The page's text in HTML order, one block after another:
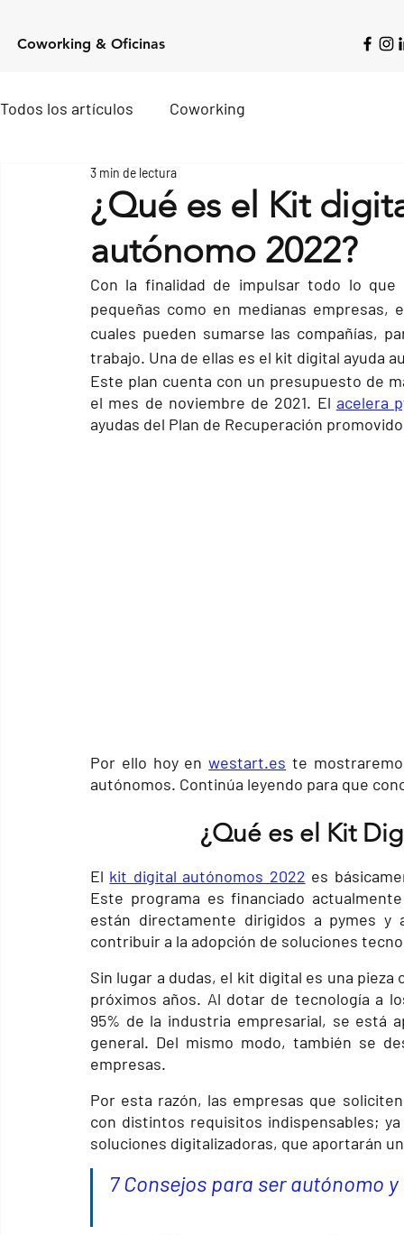
Coworking & Oficinas
Todos los artículos Coworking
¿Qué es el Kit
autónomo 2022?
3 min de lectura
Con la finalidad de impulsar todo lo
pequeñas como en medianas empresas,
cuales pueden sumarse las compañías,
trabajo. Una de ellas es el kit digital ayuda
Este plan cuenta con un presupuesto de
el mes de noviembre de 2021. El acelera
ayudas del Plan de Recuperación
Por ello hoy en westart.es te
autónomos. Continúa leyendo para que
¿Qué es el Kit
El kit digital autónomos 2022 es
Este programa es financiado
están directamente dirigidos a pymes y
contribuir a la adopción de soluciones
Sin lugar a dudas, el kit digital es una
próximos años. Al dotar de tecnología a
95% de la industria empresarial, se está
general. Del mismo modo, también se
empresas.
Por esta razón, las empresas que
con distintos requisitos indispensables;
soluciones digitalizadoras, que aportarán
7 Consejos para ser autónomo